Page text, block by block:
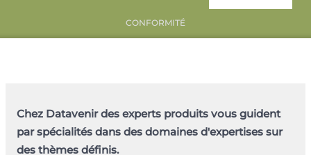
CONFORMITÉ
Chez Datavenir des experts produits vous guident
par spécialités dans des domaines d'expertises sur
des thèmes définis.